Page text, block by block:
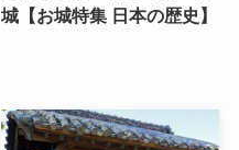
城【お城特集 日本の歴史】